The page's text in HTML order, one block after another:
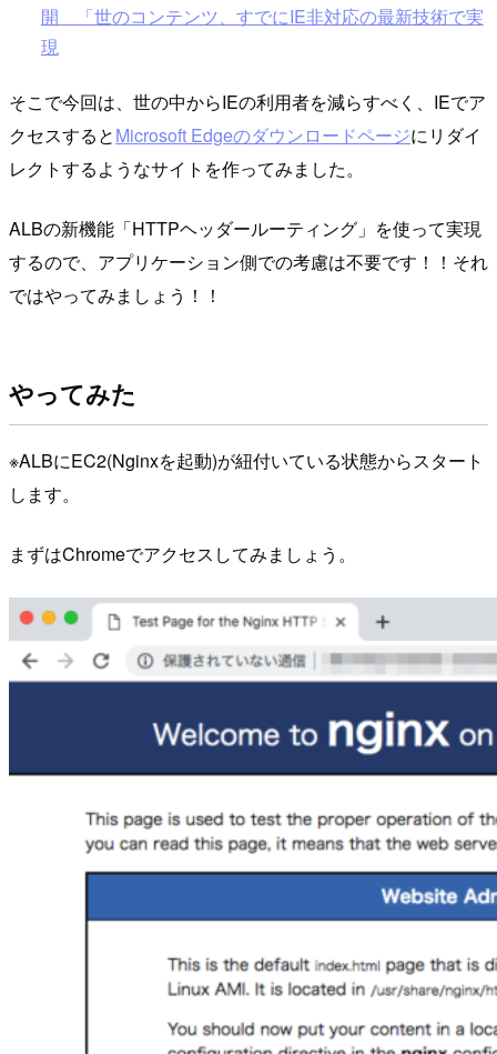
開 「世のコンテンツ、すでにIE非対応の最新技術で実
現
そこで今回は、世の中からIEの利用者を減らすべく、IEでア
クセスするとMicrosoft Edgeのダウンロードページにリダイ
レクトするようなサイトを作ってみました。
ALBの新機能「HTTPヘッダールーティング」を使って実現
するので、アプリケーション側での考慮は不要です！！それ
ではやってみましょう！！
やってみた
※ALBにEC2(Nginxを起動)が紐付いている状態からスタート
します。
まずはChromeでアクセスしてみましょう。